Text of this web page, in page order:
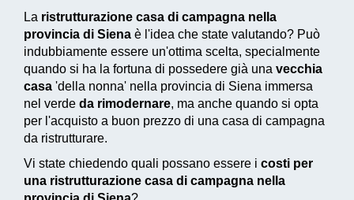
La ristrutturazione casa di campagna nella
provincia di Siena è l'idea che state valutando? Può
indubbiamente essere un'ottima scelta, specialmente
quando si ha la fortuna di possedere già una vecchia
casa 'della nonna' nella provincia di Siena immersa
nel verde da rimodernare, ma anche quando si opta
per l'acquisto a buon prezzo di una casa di campagna
da ristrutturare.
Vi state chiedendo quali possano essere i costi per
una ristrutturazione casa di campagna nella